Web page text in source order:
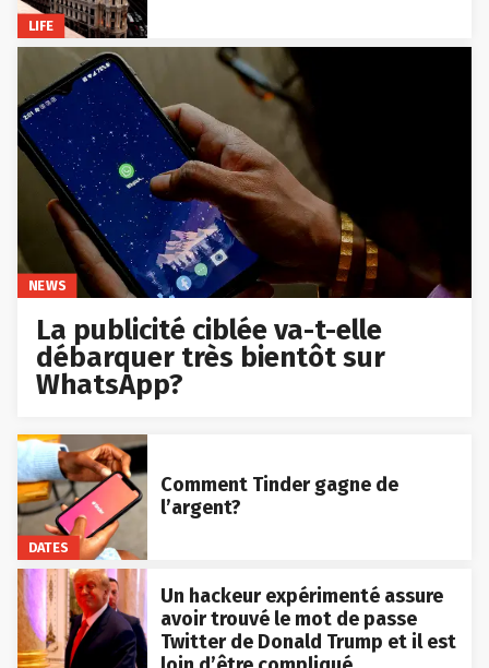
LIFE
NEWS
La publicité ciblée va-t-elle
débarquer très bientôt sur
WhatsApp?
DATES
Comment Tinder gagne de
l’argent?
Un hackeur expérimenté assure
avoir trouvé le mot de passe
Twitter de Donald Trump et il est